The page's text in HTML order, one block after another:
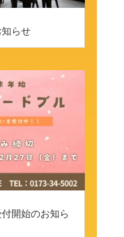
らせ
開始のお知ら